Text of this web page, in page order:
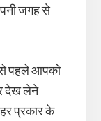
जगह से
से पहले आपको
देख लेने
प्रकार के